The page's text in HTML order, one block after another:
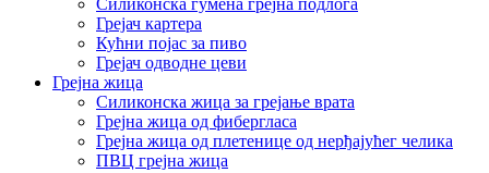
Грејач картера
Кућни појас за пиво
Грејач одводне цеви
Грејна жица
Силиконска жица за грејање врата
Грејна жица од фибергласа
Грејна жица од плетенице од нерђајућег челика
ПВЦ грејна жица